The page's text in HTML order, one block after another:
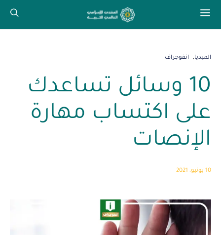
الميديا انفوجراف
10 وسائل تساعدك
على اكتساب مهارة
الإنصات
10 يونيو، 2021